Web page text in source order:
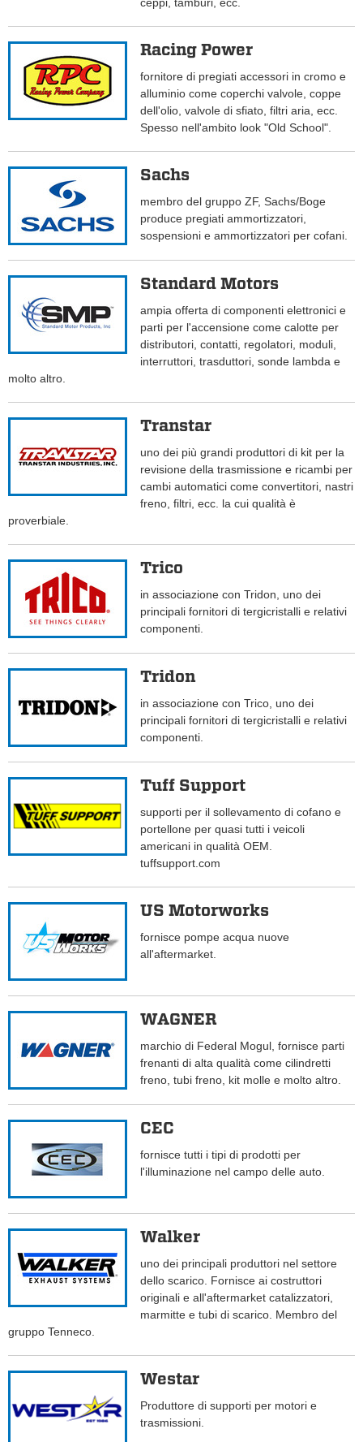
Racing Power
fornitore di pregiati accessori in cromo e
alluminio come coperchi valvole, coppe
dell'olio, valvole di sfiato, filtri aria, ecc.
Spesso nell'ambito look "Old School".
Sachs
membro del gruppo ZF, Sachs/Boge
produce pregiati ammortizzatori,
sospensioni e ammortizzatori per cofani.
Standard Motors
ampia offerta di componenti elettronici e
parti per l'accensione come calotte per
distributori, contatti, regolatori, moduli,
interruttori, trasduttori, sonde lambda e
molto altro.
Transtar
uno dei più grandi produttori di kit per la
revisione della trasmissione e ricambi per
cambi automatici come convertitori, nastri
freno, filtri, ecc. la cui qualità è
proverbiale.
Trico
in associazione con Tridon, uno dei
principali fornitori di tergicristalli e relativi
componenti.
Tridon
in associazione con Trico, uno dei
principali fornitori di tergicristalli e relativi
componenti.
Tuff Support
supporti per il sollevamento di cofano e
portellone per quasi tutti i veicoli
americani in qualità OEM.
tuffsupport.com
US Motorworks
fornisce pompe acqua nuove
all'aftermarket.
WAGNER
marchio di Federal Mogul, fornisce parti
frenanti di alta qualità come cilindretti
freno, tubi freno, kit molle e molto altro.
CEC
fornisce tutti i tipi di prodotti per
l'illuminazione nel campo delle auto.
Walker
uno dei principali produttori nel settore
dello scarico. Fornisce ai costruttori
originali e all'aftermarket catalizzatori,
marmitte e tubi di scarico. Membro del
gruppo Tenneco.
Westar
Produttore di supporti per motori e
trasmissioni.